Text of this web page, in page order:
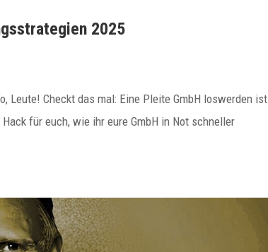
2025
Leute! Checkt das mal: Eine Pleite GmbH loswerden ist
für euch, wie ihr eure GmbH in Not schneller